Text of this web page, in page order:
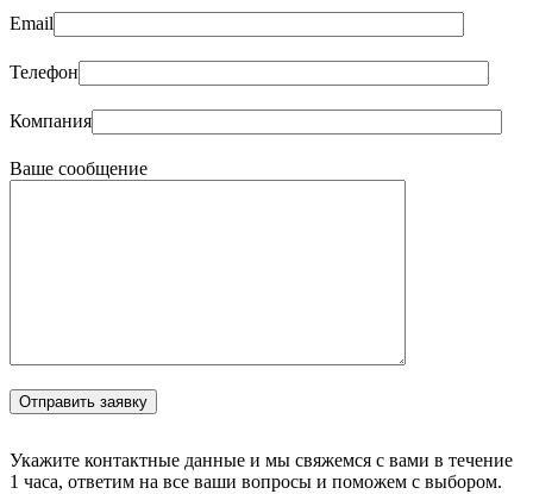
Email
Телефон
Компания
Ваше сообщение
Укажите контактные данные и мы свяжемся с вами в течение
1 часа, ответим на все ваши вопросы и поможем с выбором.